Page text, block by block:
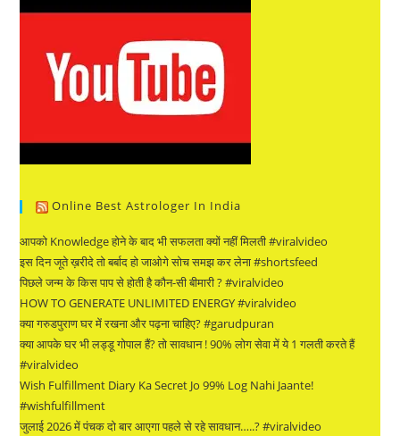
Online Best Astrologer In India
आपको Knowledge होने के बाद भी सफलता क्यों नहीं मिलती #viralvideo
इस दिन जूते ख़रीदे तो बर्बाद हो जाओगे सोच समझ कर लेना #shortsfeed
पिछले जन्म के किस पाप से होती है कौन-सी बीमारी ? #viralvideo
HOW TO GENERATE UNLIMITED ENERGY #viralvideo
क्या गरुडपुराण घर में रखना और पढ़ना चाहिए? #garudpuran
क्या आपके घर भी लड्डू गोपाल हैं? तो सावधान ! 90% लोग सेवा में ये 1 गलती करते हैं
#viralvideo
Wish Fulfillment Diary Ka Secret Jo 99% Log Nahi Jaante!
#wishfulfillment
जुलाई 2026 में पंचक दो बार आएगा पहले से रहे सावधान…..? #viralvideo